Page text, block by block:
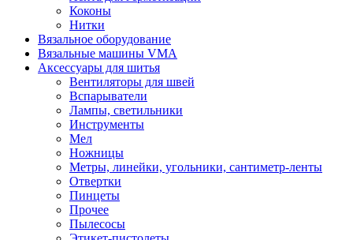
Коконы
Нитки
Вязальное оборудование
Вязальные машины VMA
Аксессуары для шитья
Вентиляторы для швей
Вспарыватели
Лампы, светильники
Инструменты
Мел
Ножницы
Метры, линейки, угольники, сантиметр-ленты
Отвертки
Пинцеты
Прочее
Пылесосы